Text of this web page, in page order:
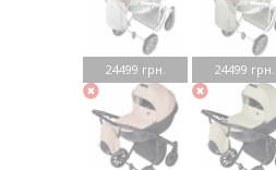
24499 грн. 24499 грн.